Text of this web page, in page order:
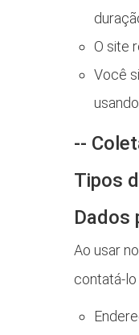
O site
Você
--
Tipos
Dados
Ao usar
contatá-